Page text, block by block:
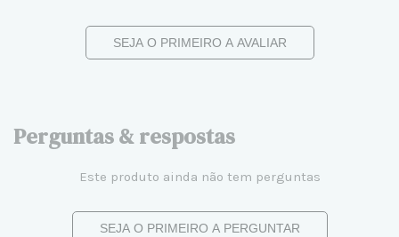
SEJA O PRIMEIRO A AVALIAR
Perguntas & respostas
Este produto ainda não tem perguntas
SEJA O PRIMEIRO A PERGUNTAR